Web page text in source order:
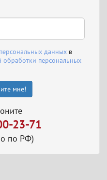
данных в
обработки персональных
мне!
23-71
по РФ)